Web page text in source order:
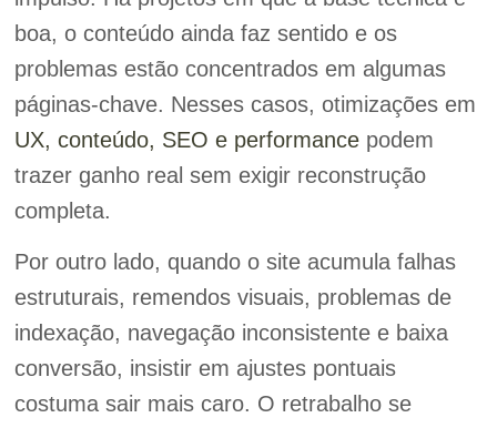
boa, o conteúdo ainda faz sentido e os
problemas estão concentrados em algumas
páginas-chave. Nesses casos, otimizações em
UX, conteúdo, SEO e performancepodem
trazer ganho real sem exigir reconstrução
completa.
Por outro lado, quando o site acumula falhas
estruturais, remendos visuais, problemas de
indexação, navegação inconsistente e baixa
conversão, insistir em ajustes pontuais
costuma sair mais caro. O retrabalho se